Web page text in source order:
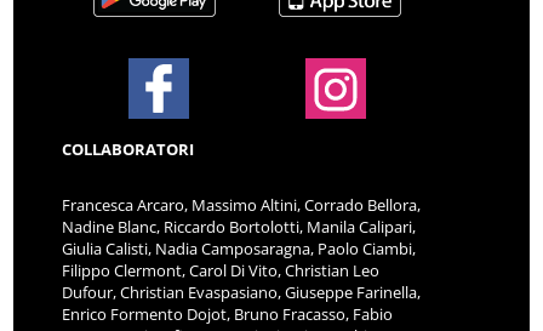
COLLABORATORI
Francesca Arcaro, Massimo Altini, Corrado Bellora,
Nadine Blanc, Riccardo Bortolotti, Manila Calipari,
Giulia Calisti, Nadia Camposaragna, Paolo Ciambi,
Filippo Clermont, Carol Di Vito, Christian Leo
Dufour, Christian Evaspasiano, Giuseppe Farinella,
Enrico Formento Dojot, Bruno Fracasso, Fabio